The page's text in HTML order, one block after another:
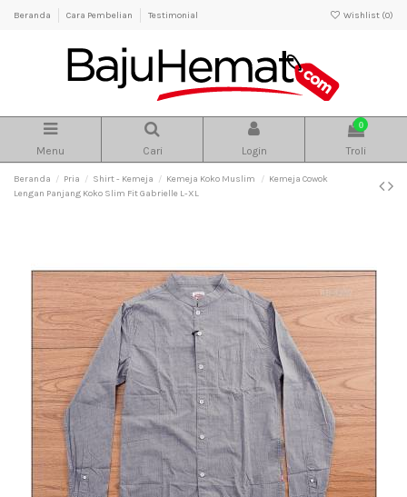
Beranda Cara Pembelian Testimonial Wishlist (0)
Menu Cari Login
0
Troli
Beranda Pria Shirt - Kemeja Kemeja Koko Muslim
Kemeja Cowok
Lengan Panjang Koko Slim Fit Gabrielle L-XL